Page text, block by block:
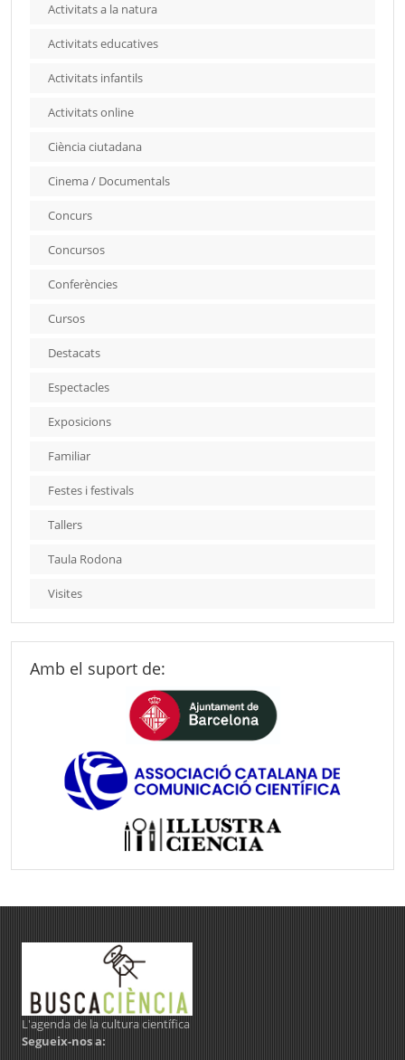
Activitats a la natura
Activitats educatives
Activitats infantils
Activitats online
Ciència ciutadana
Cinema / Documentals
Concurs
Concursos
Conferències
Cursos
Destacats
Espectacles
Exposicions
Familiar
Festes i festivals
Tallers
Taula Rodona
Visites
Amb el suport de:
L'agenda de la cultura científica
Segueix-nos a: